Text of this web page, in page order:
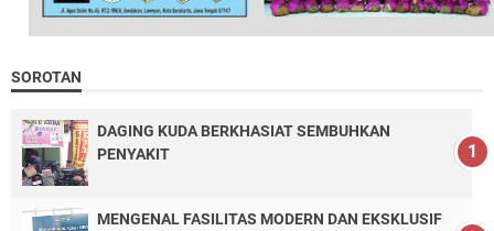
SOROTAN
DAGING KUDA BERKHASIAT SEMBUHKAN
PENYAKIT
MENGENAL FASILITAS MODERN DAN EKSKLUSIF